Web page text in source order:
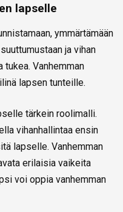
lapselle
ymmärtämään
ja vihan
Vanhemman
lapsen tunteille.
tärkein roolimalli.
vihanhallintaa ensin
lapselle. Vanhemman
erilaisia vaikeita
voi oppia vanhemman